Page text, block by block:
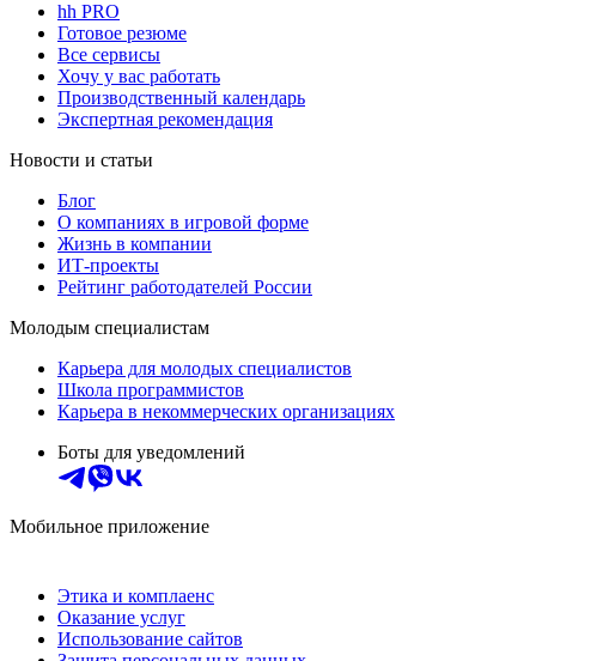
hh PRO
Готовое резюме
Все сервисы
Хочу у вас работать
Производственный календарь
Экспертная рекомендация
Новости и статьи
Блог
О компаниях в игровой форме
Жизнь в компании
ИТ-проекты
Рейтинг работодателей России
Молодым специалистам
Карьера для молодых специалистов
Школа программистов
Карьера в некоммерческих организациях
Боты для уведомлений
Мобильное приложение
Этика и комплаенс
Оказание услуг
Использование сайтов